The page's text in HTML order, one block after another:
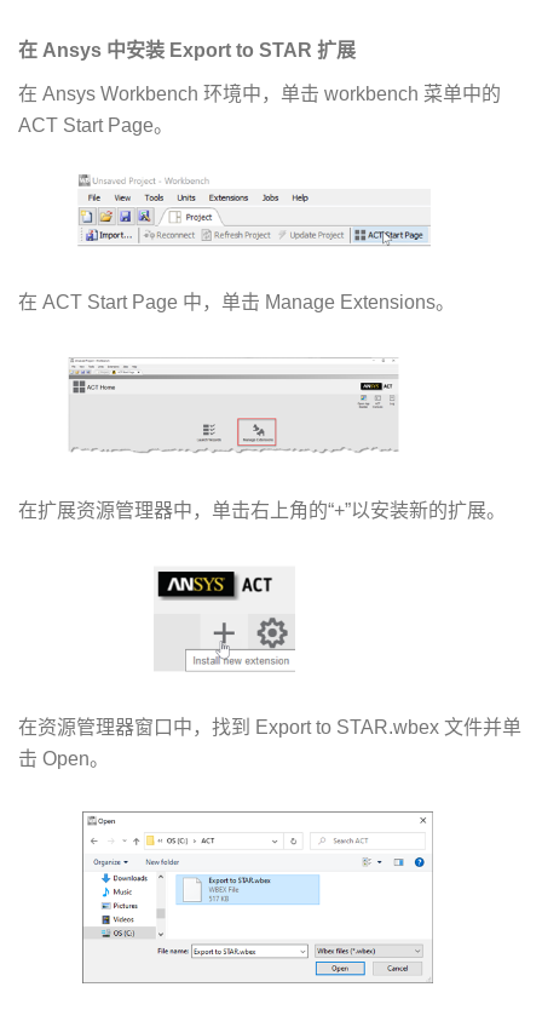
在 Ansys 中安装 Export to STAR 扩展
在 Ansys Workbench 环境中，单击 workbench 菜单中的
ACT Start Page。
在 ACT Start Page 中，单击 Manage Extensions。
在扩展资源管理器中，单击右上角的“+”以安装新的扩展。
在资源管理器窗口中，找到 Export to STAR.wbex 文件并单
击 Open。